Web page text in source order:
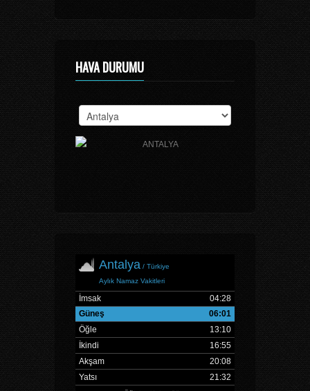
HAVA DURUMU